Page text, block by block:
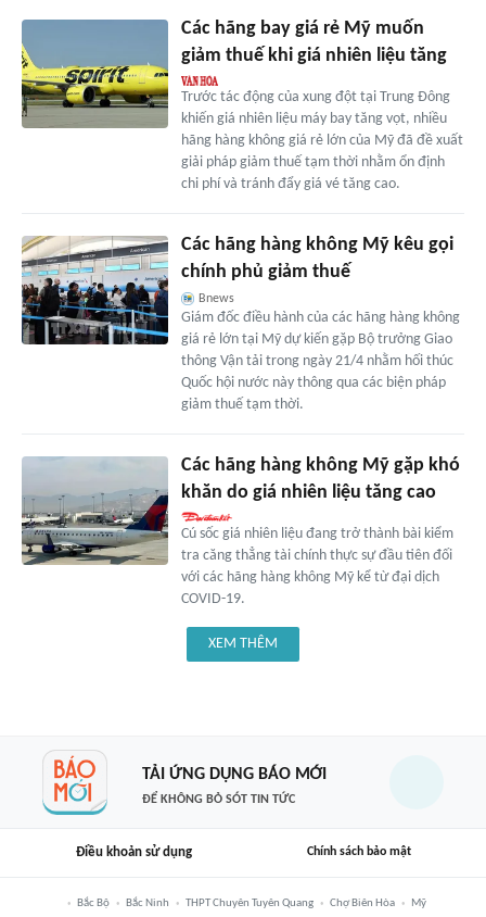
Các hãng bay giá rẻ Mỹ muốn
giảm thuế khi giá nhiên liệu tăng
Trước tác động của xung đột tại Trung Đông
khiến giá nhiên liệu máy bay tăng vọt, nhiều
hãng hàng không giá rẻ lớn của Mỹ đã đề xuất
giải pháp giảm thuế tạm thời nhằm ổn định
chi phí và tránh đẩy giá vé tăng cao.
Các hãng hàng không Mỹ kêu gọi
chính phủ giảm thuế
Bnews
Giám đốc điều hành của các hãng hàng không
giá rẻ lớn tại Mỹ dự kiến gặp Bộ trưởng Giao
thông Vận tải trong ngày 21/4 nhằm hối thúc
Quốc hội nước này thông qua các biện pháp
giảm thuế tạm thời.
Các hãng hàng không Mỹ gặp khó
khăn do giá nhiên liệu tăng cao
Cú sốc giá nhiên liệu đang trở thành bài kiểm
tra căng thẳng tài chính thực sự đầu tiên đối
với các hãng hàng không Mỹ kể từ đại dịch
COVID-19.
XEM THÊM
TẢI ỨNG DỤNG BÁO MỚI
ĐỂ KHÔNG BỎ SÓT TIN TỨC
Điều khoản sử dụng Chính sách bảo mật
Bắc Bộ Bắc Ninh THPT Chuyên Tuyên Quang Chợ Biên Hòa
Mỹ